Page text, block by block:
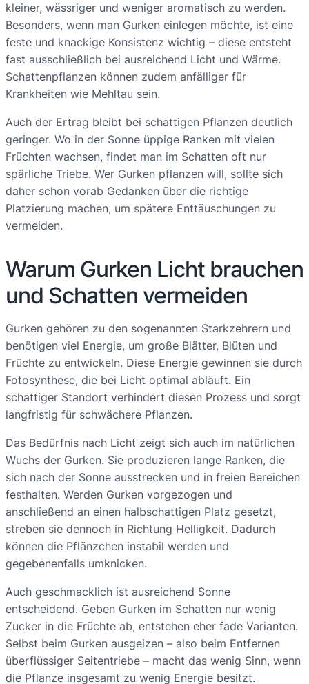
kleiner, wässriger und weniger aromatisch zu werden.
Besonders, wenn man Gurken einlegen möchte, ist eine
feste und knackige Konsistenz wichtig – diese entsteht
fast ausschließlich bei ausreichend Licht und Wärme.
Schattenpflanzen können zudem anfälliger für
Krankheiten wie Mehltau sein.
Auch der Ertrag bleibt bei schattigen Pflanzen deutlich
geringer. Wo in der Sonne üppige Ranken mit vielen
Früchten wachsen, findet man im Schatten oft nur
spärliche Triebe. Wer Gurken pflanzen will, sollte sich
daher schon vorab Gedanken über die richtige
Platzierung machen, um spätere Enttäuschungen zu
vermeiden.
Warum Gurken Licht brauchen
und Schatten vermeiden
Gurken gehören zu den sogenannten Starkzehrern und
benötigen viel Energie, um große Blätter, Blüten und
Früchte zu entwickeln. Diese Energie gewinnen sie durch
Fotosynthese, die bei Licht optimal abläuft. Ein
schattiger Standort verhindert diesen Prozess und sorgt
langfristig für schwächere Pflanzen.
Das Bedürfnis nach Licht zeigt sich auch im natürlichen
Wuchs der Gurken. Sie produzieren lange Ranken, die
sich nach der Sonne ausstrecken und in freien Bereichen
festhalten. Werden Gurken vorgezogen und
anschließend an einen halbschattigen Platz gesetzt,
streben sie dennoch in Richtung Helligkeit. Dadurch
können die Pflänzchen instabil werden und
gegebenenfalls umknicken.
Auch geschmacklich ist ausreichend Sonne
entscheidend. Geben Gurken im Schatten nur wenig
Zucker in die Früchte ab, entstehen eher fade Varianten.
Selbst beim Gurken ausgeizen – also beim Entfernen
überflüssiger Seitentriebe – macht das wenig Sinn, wenn
die Pflanze insgesamt zu wenig Energie besitzt.